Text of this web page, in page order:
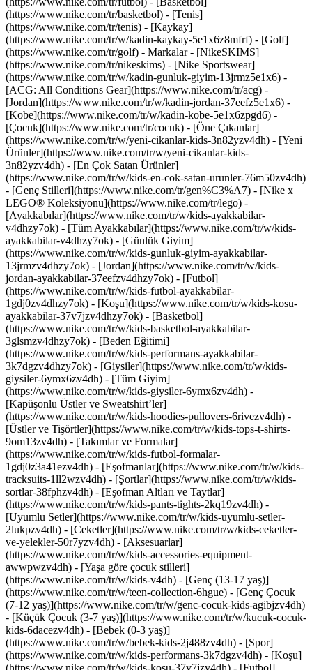
(https://www.nike.com/tr/basketbol) - [Tenis]
(https://www.nike.com/tr/tenis) - [Kaykay]
(https://www.nike.com/tr/w/kadin-kaykay-5e1x6z8mfrf) - [Golf]
(https://www.nike.com/tr/golf) - Markalar - [NikeSKIMS]
(https://www.nike.com/tr/nikeskims) - [Nike Sportswear]
(https://www.nike.com/tr/w/kadin-gunluk-giyim-13jrmz5e1x6) -
[ACG: All Conditions Gear](https://www.nike.com/tr/acg) -
[Jordan](https://www.nike.com/tr/w/kadin-jordan-37eefz5e1x6) -
[Kobe](https://www.nike.com/tr/w/kadin-kobe-5e1x6zpgd6) -
[Çocuk](https://www.nike.com/tr/cocuk) - [Öne Çıkanlar]
(https://www.nike.com/tr/w/yeni-cikanlar-kids-3n82yzv4dh) - [Yeni
Ürünler](https://www.nike.com/tr/w/yeni-cikanlar-kids-
3n82yzv4dh) - [En Çok Satan Ürünler]
(https://www.nike.com/tr/w/kids-en-cok-satan-urunler-76m50zv4dh)
- [Genç Stilleri](https://www.nike.com/tr/gen%C3%A7) - [Nike x
LEGO® Koleksiyonu](https://www.nike.com/tr/lego) -
[Ayakkabılar](https://www.nike.com/tr/w/kids-ayakkabilar-
v4dhzy7ok) - [Tüm Ayakkabılar](https://www.nike.com/tr/w/kids-
ayakkabilar-v4dhzy7ok) - [Günlük Giyim]
(https://www.nike.com/tr/w/kids-gunluk-giyim-ayakkabilar-
13jrmzv4dhzy7ok) - [Jordan](https://www.nike.com/tr/w/kids-
jordan-ayakkabilar-37eefzv4dhzy7ok) - [Futbol]
(https://www.nike.com/tr/w/kids-futbol-ayakkabilar-
1gdj0zv4dhzy7ok) - [Koşu](https://www.nike.com/tr/w/kids-kosu-
ayakkabilar-37v7jzv4dhzy7ok) - [Basketbol]
(https://www.nike.com/tr/w/kids-basketbol-ayakkabilar-
3glsmzv4dhzy7ok) - [Beden Eğitimi]
(https://www.nike.com/tr/w/kids-performans-ayakkabilar-
3k7dgzv4dhzy7ok) - [Giysiler](https://www.nike.com/tr/w/kids-
giysiler-6ymx6zv4dh) - [Tüm Giyim]
(https://www.nike.com/tr/w/kids-giysiler-6ymx6zv4dh) -
[Kapüşonlu Üstler ve Sweatshirt’ler]
(https://www.nike.com/tr/w/kids-hoodies-pullovers-6rivezv4dh) -
[Üstler ve Tişörtler](https://www.nike.com/tr/w/kids-tops-t-shirts-
9om13zv4dh) - [Takımlar ve Formalar]
(https://www.nike.com/tr/w/kids-futbol-formalar-
1gdj0z3a41ezv4dh) - [Eşofmanlar](https://www.nike.com/tr/w/kids-
tracksuits-1ll2wzv4dh) - [Şortlar](https://www.nike.com/tr/w/kids-
sortlar-38fphzv4dh) - [Eşofman Altları ve Taytlar]
(https://www.nike.com/tr/w/kids-pants-tights-2kq19zv4dh) -
[Uyumlu Setler](https://www.nike.com/tr/w/kids-uyumlu-setler-
2lukpzv4dh) - [Ceketler](https://www.nike.com/tr/w/kids-ceketler-
ve-yelekler-50r7yzv4dh) - [Aksesuarlar]
(https://www.nike.com/tr/w/kids-accessories-equipment-
awwpwzv4dh) - [Yaşa göre çocuk stilleri]
(https://www.nike.com/tr/w/kids-v4dh) - [Genç (13-17 yaş)]
(https://www.nike.com/tr/w/teen-collection-6hgue) - [Genç Çocuk
(7-12 yaş)](https://www.nike.com/tr/w/genc-cocuk-kids-agibjzv4dh)
- [Küçük Çocuk (3-7 yaş)](https://www.nike.com/tr/w/kucuk-cocuk-
kids-6dacezv4dh) - [Bebek (0-3 yaş)]
(https://www.nike.com/tr/w/bebek-kids-2j488zv4dh) - [Spor]
(https://www.nike.com/tr/w/kids-performans-3k7dgzv4dh) - [Koşu]
(https://www.nike.com/tr/w/kids-kosu-37v7jzv4dh) - [Futbol]